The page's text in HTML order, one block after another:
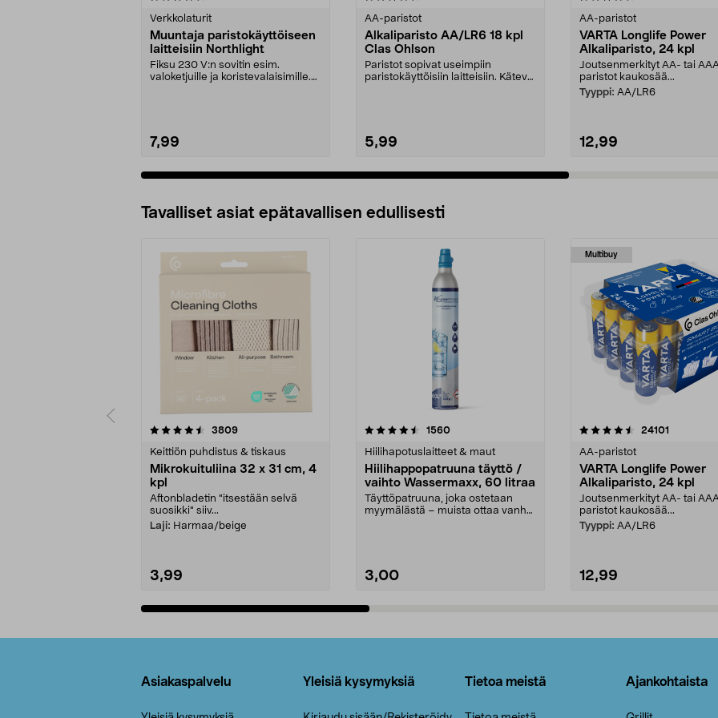
Verkkolaturit
Muuntaja paristokäyttöiseen
laitteisiin Northlight
Fiksu 230 V:n sovitin esim.
valoketjuille ja koristevalaisimille.
7,99
AA-paristot
Alkaliparisto AA/LR6 18 kpl
Clas Ohlson
Paristot sopivat useimpiin
paristokäyttöisiin laitteisiin. Kätevä
5,99
AA-paristot
VARTA Longlife Power
Alkaliparisto, 24 kpl
Joutsenmerkityt AA- tai
paristot kaukosää...
Tyyppi: AA/LR6
12,99
Tavalliset asiat epätavallisen edullisesti
3809arvostelut
Keittiön puhdistus & tiskaus
Mikrokuituliina 32 x 31 cm, 4
kpl
Aftonbladetin "itsestään selvä
suosikki" siiv...
Laji: Harmaa/beige
3,99
4.5viidestä
1560arvostelut
Hiilihapotuslaitteet & maut
Hiilihappopatruuna täyttö /
vaihto Wassermaxx, 60 litraa
Täyttöpatruuna, joka ostetaan
myymälästä – muista ottaa vanha
3,00
Multibuy
4.5viidestä
24101
AA-paristot
VARTA Longlife Power
Alkaliparisto, 24 kpl
Joutsenmerkityt AA- tai
paristot kaukosää...
Tyyppi: AA/LR6
12,99
4.5viidestä
Asiakaspalvelu Yleisiä kysymyksiä Tietoa meistä Ajankohtaista